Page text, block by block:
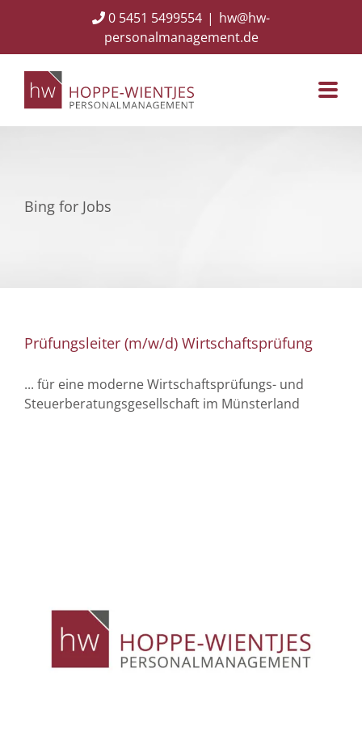
0 5451 5499554 | hw@hw-
personalmanagement.de
Bing for Jobs
Prüfungsleiter (m/w/d) Wirtschaftsprüfung
... für eine moderne Wirtschaftsprüfungs- und
Steuerberatungsgesellschaft im Münsterland